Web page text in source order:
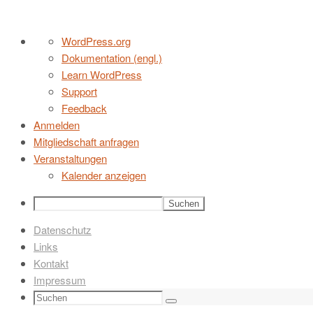
Zum
Über
WordPress
WordPress.org
Dokumentation (engl.)
Learn WordPress
Support
Feedback
Anmelden
Mitgliedschaft anfragen
Veranstaltungen
Kalender anzeigen
Suchen
Datenschutz
Links
Kontakt
Impressum
Suchen
Suchen